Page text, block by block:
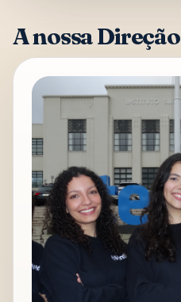
A nossa Direção